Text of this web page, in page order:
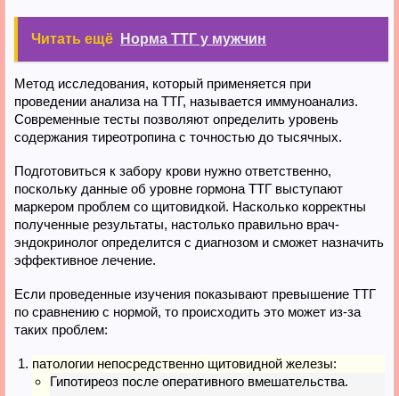
Читать ещё Норма ТТГ у мужчин
Метод исследования, который применяется при
проведении анализа на ТТГ, называется иммуноанализ.
Современные тесты позволяют определить уровень
содержания тиреотропина с точностью до тысячных.
Подготовиться к забору крови нужно ответственно,
поскольку данные об уровне гормона ТТГ выступают
маркером проблем со щитовидкой. Насколько корректны
полученные результаты, настолько правильно врач-
эндокринолог определится с диагнозом и сможет назначить
эффективное лечение.
Если проведенные изучения показывают превышение ТТГ
по сравнению с нормой, то происходить это может из-за
таких проблем:
патологии непосредственно щитовидной железы:
Гипотиреоз после оперативного вмешательства.